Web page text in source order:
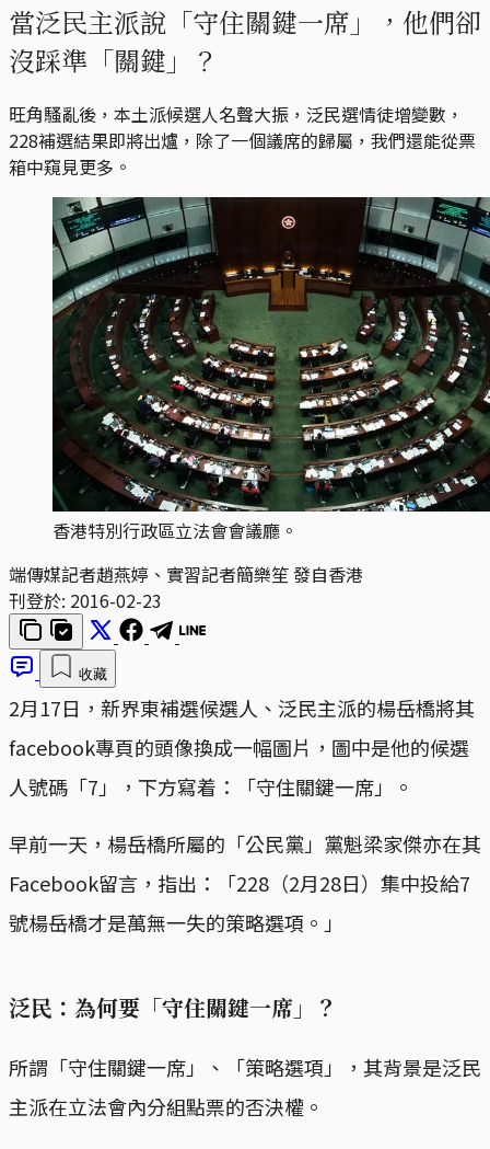
當泛民主派說「守住關鍵一席」，他們卻
沒踩準「關鍵」？
旺角騷亂後，本土派候選人名聲大振，泛民選情徒增變數，
228補選結果即將出爐，除了一個議席的歸屬，我們還能從票
箱中窺見更多。
香港特別行政區立法會會議廳。
端傳媒記者趙燕婷、實習記者簡樂笙 發自香港
刊登於: 2016-02-23
收藏
2月17日，新界東補選候選人、泛民主派的楊岳橋將其
facebook專頁的頭像換成一幅圖片，圖中是他的候選
人號碼「7」，下方寫着：「守住關鍵一席」。
早前一天，楊岳橋所屬的「公民黨」黨魁梁家傑亦在其
Facebook留言，指出：「228（2月28日）集中投給7
號楊岳橋才是萬無一失的策略選項。」
泛民：為何要「守住關鍵一席」？
所謂「守住關鍵一席」、「策略選項」，其背景是泛民
主派在立法會內分組點票的否決權。